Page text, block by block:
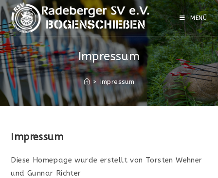
Zum
Inhalt
springen
MENÜ
Impressum
> Impressum
Impressum
Diese Homepage wurde erstellt von Torsten Wehner
und Gunnar Richter